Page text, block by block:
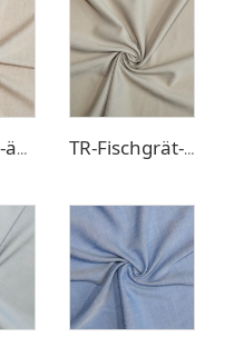
TR-Leinen-ähnlicher Blazerstoff TR-Fischgrät-Optik Blazerstoff